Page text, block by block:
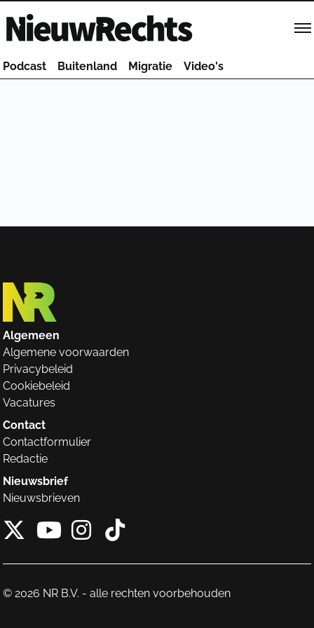
Homepage van NieuwRechts
Podcast Buitenland Migratie Video's
Algemeen
Algemene voorwaarden
Privacybeleid
Cookiebeleid
Vacatures
Contact
Contactformulier
Redactie
Nieuwsbrief
Nieuwsbrieven
X van NieuwRechts
Instagram van
Tiktok van
© 2026 NR B.V. - alle rechten voorbehouden